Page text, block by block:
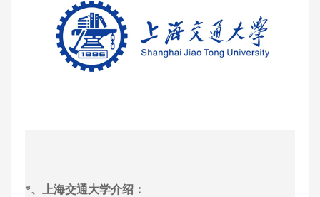
*、上海交通大学介绍：